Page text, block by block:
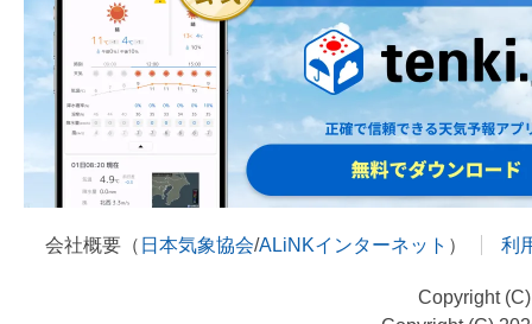
会社概要（ 日本気象協会/ALiNKインターネット ） 利
Copyright